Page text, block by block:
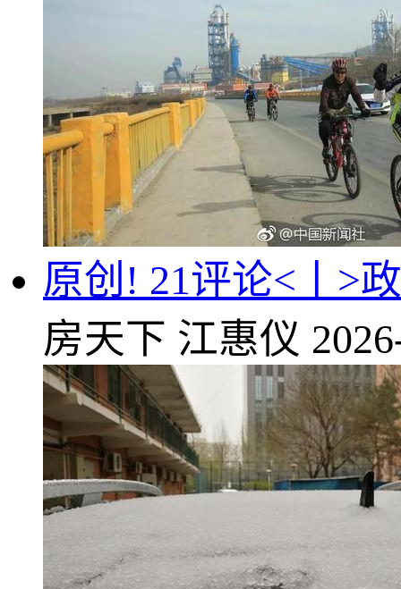
原创! 21评论<丨>
房天下 江惠仪